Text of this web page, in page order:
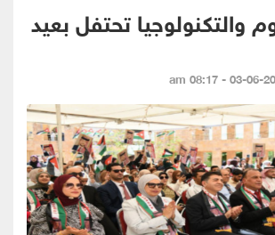
والتكنولوجيا تحتفل بعيد